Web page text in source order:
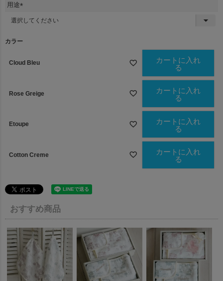
用途
(
必
カラー
Cloud Bleu
カートに入れ
る
Rose Greige
カートに入れ
る
Etoupe
カートに入れ
る
Cotton Creme
カートに入れ
る
おすすめ商品